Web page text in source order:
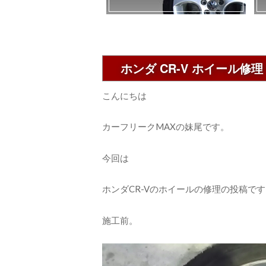
ホンダ CR-V ホイール修理
こんにちは
カーフリークMAXの妹尾です。
今回は
ホンダCR-Vのホイールの修理の投稿で
施工前。